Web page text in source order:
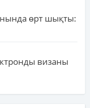
өрт шықты:
визаны